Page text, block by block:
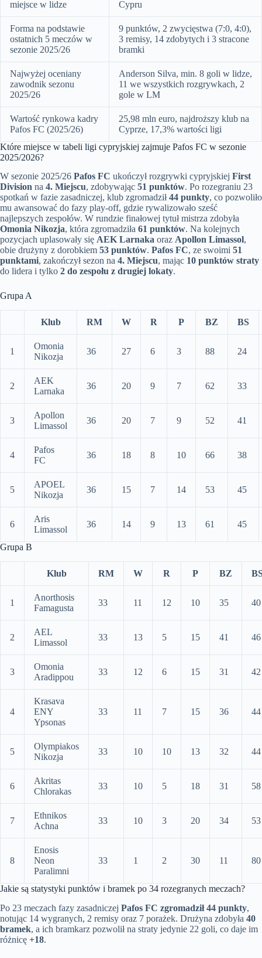
miejsce w lidze Cypru
Forma na podstawie
ostatnich 5 meczów w
sezonie 2025/26
9 punktów, 2 zwycięstwa (7:0, 4:0),
3 remisy, 14 zdobytych i 3 stracone
bramki
Najwyżej oceniany
zawodnik sezonu
2025/26
Anderson Silva, min. 8 goli w lidze,
11 we wszystkich rozgrywkach, 2
gole w LM
Wartość rynkowa kadry
Pafos FC (2025/26)
25,98 mln euro, najdroższy klub na
Cyprze, 17,3% wartości ligi
Które miejsce w tabeli ligi cypryjskiej zajmuje Pafos FC w sezonie
2025/2026?
W sezonie 2025/26 Pafos FC ukończył rozgrywki cypryjskiej First
Division na 4. Miejscu, zdobywając 51 punktów. Po rozegraniu 23
spotkań w fazie zasadniczej, klub zgromadził44 punkty, co pozwoliło
mu awansować do fazy play-off, gdzie rywalizowało sześć
najlepszych zespołów. W rundzie finałowej tytuł mistrza zdobyła
Omonia Nikozja, która zgromadziła 61 punktów. Na kolejnych
pozycjach uplasowały się AEK Larnaka oraz Apollon Limassol,
obie drużyny z dorobkiem 53 punktów. Pafos FC, ze swoimi 51
punktami, zakończył sezon na 4. Miejscu, mając 10 punktów straty
do lidera i tylko 2 do zespołu z drugiej lokaty.
Grupa A
Klub RM W R P BZ BS
1
Omonia
Nikozja
36 27 6 3 88 24
2
AEK
Larnaka
36 20 9 7 62 33
3
Apollon
Limassol
36 20 7 9 52 41
4
Pafos
FC
36 18 8 10 66 38
5
APOEL
Nikozja
36 15 7 14 53 45
6
Aris
Limassol
36 14 9 13 61 45
Grupa B
Klub RM W R P BZ
1
Anorthosis
Famagusta
33 11 12 10 35 40
2
AEL
Limassol
33 13 5 15 41 46
3
Omonia
Aradippou
33 12 6 15 31 42
4
Krasava
ENY
Ypsonas
33 11 7 15 36 44
5
Olympiakos
Nikozja
33 10 10 13 32 44
6
Akritas
Chlorakas
33 10 5 18 31 58
7
Ethnikos
Achna
33 10 3 20 34 53
8
Enosis
Neon
Paralimni
33 1 2 30 11 80
Jakie są statystyki punktów i bramek po 34 rozegranych meczach?
Po 23 meczach fazy zasadniczej Pafos FC zgromadził 44 punkty,
notując 14 wygranych, 2 remisy oraz 7 porażek. Drużyna zdobyła 40
bramek, a ich bramkarz pozwolił na straty jedynie 22 goli, co daje im
różnicę +18.